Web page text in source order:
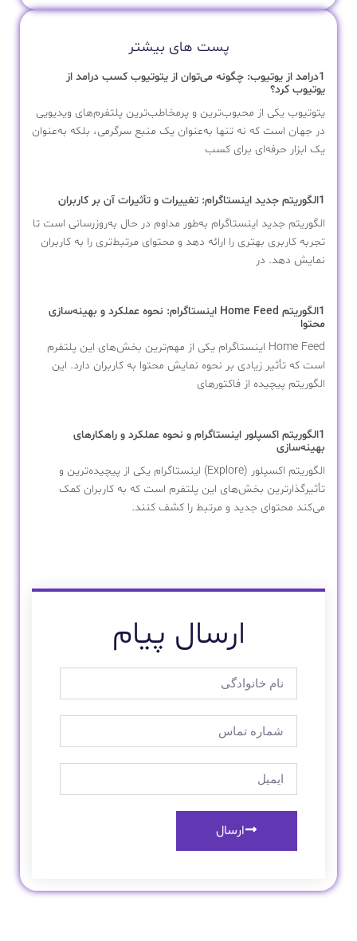
پست های بیشتر
1درامد از یوتیوب: چگونه می‌توان از یتوتیوب کسب درامد از
یوتیوب کرد؟
یتوتیوب یکی از محبوب‌ترین و پرمخاطب‌ترین پلتفرم‌های ویدیویی
در جهان است که نه تنها به‌عنوان یک منبع سرگرمی، بلکه به‌عنوان
یک ابزار حرفه‌ای برای کسب
1الگوریتم جدید اینستاگرام: تغییرات و تأثیرات آن بر کاربران
الگوریتم جدید اینستاگرام به‌طور مداوم در حال به‌روزرسانی است تا
تجربه کاربری بهتری را ارائه دهد و محتوای مرتبط‌تری را به کاربران
نمایش دهد. در
1الگوریتم Home Feed اینستاگرام: نحوه عملکرد و بهینه‌سازی
محتوا
Home Feed اینستاگرام یکی از مهم‌ترین بخش‌های این پلتفرم
است که تأثیر زیادی بر نحوه نمایش محتوا به کاربران دارد. این
الگوریتم پیچیده از فاکتورهای
1الگوریتم اکسپلور اینستاگرام و نحوه عملکرد و راهکارهای
بهینه‌سازی
الگوریتم اکسپلور (Explore) اینستاگرام یکی از پیچیده‌ترین و
تأثیرگذارترین بخش‌های این پلتفرم است که به کاربران کمک
می‌کند محتوای جدید و مرتبط را کشف کنند.
ارسال پیام
ارسال